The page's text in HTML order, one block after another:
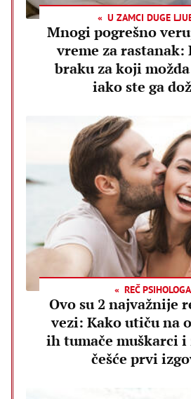
U ZAMCI DUGE
Mnogi pogrešno
vreme za rastanak:
braku za koji
iako ste ga
REČ PSIHOLOGA
Ovo su 2 najvažnije
vezi: Kako utiču na
ih tumače muškarci
češće prvi